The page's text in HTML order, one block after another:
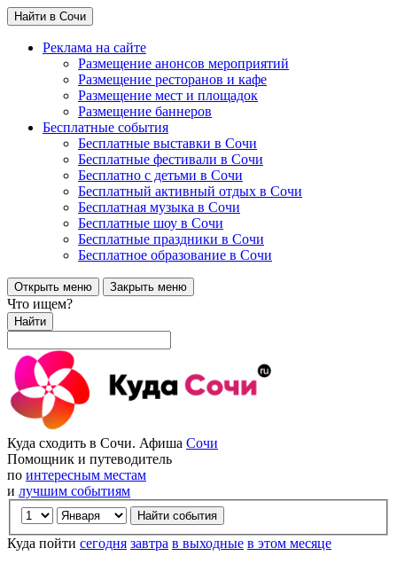
Найти в Сочи
Реклама на сайте
Размещение анонсов мероприятий
Размещение ресторанов и кафе
Размещение мест и площадок
Размещение баннеров
Бесплатные события
Бесплатные выставки в Сочи
Бесплатные фестивали в Сочи
Бесплатно с детьми в Сочи
Бесплатный активный отдых в Сочи
Бесплатная музыка в Сочи
Бесплатные шоу в Сочи
Бесплатные праздники в Сочи
Бесплатное образование в Сочи
Открыть меню Закрыть меню
Что ищем?
Найти
Куда сходить в Сочи. Афиша Сочи
Помощник и путеводитель
по интересным местам
и лучшим событиям
Куда пойти сегодня завтра в выходные в этом месяце